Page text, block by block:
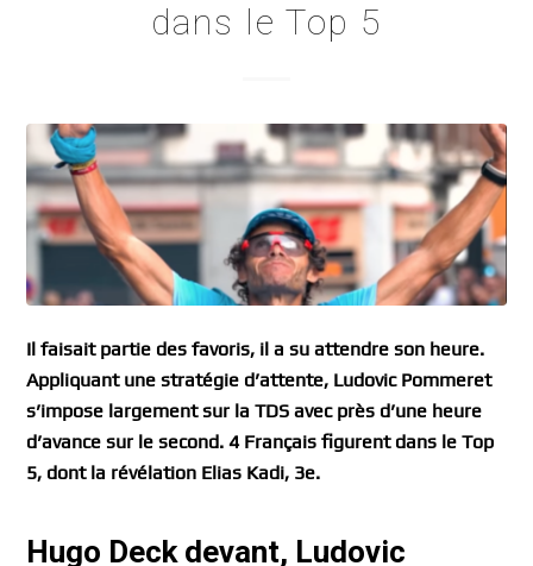
dans le Top 5
Il faisait partie des favoris, il a su attendre son heure.
Appliquant une stratégie d’attente, Ludovic Pommeret
s’impose largement sur la TDS avec près d’une heure
d’avance sur le second. 4 Français figurent dans le Top
5, dont la révélation Elias Kadi, 3e.
Hugo Deck devant, Ludovic